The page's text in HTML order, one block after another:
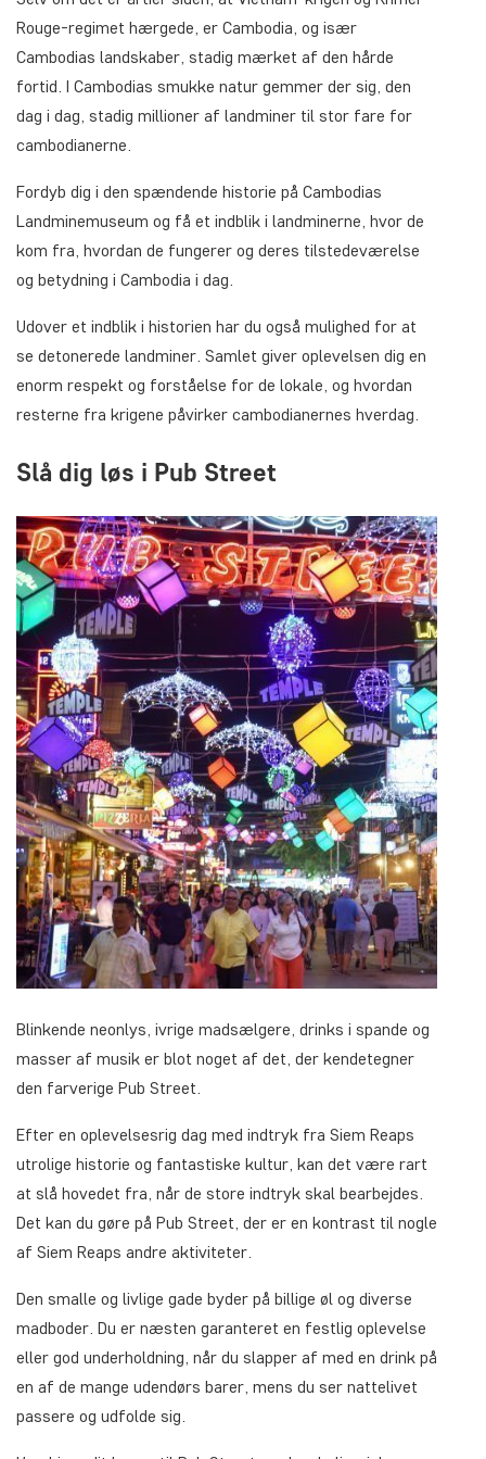
Rouge-regimet hærgede, er Cambodia, og især
Cambodias landskaber, stadig mærket af den hårde
fortid. I Cambodias smukke natur gemmer der sig, den
dag i dag, stadig millioner af landminer til stor fare for
cambodianerne.
Fordyb dig i den spændende historie på Cambodias
Landminemuseum og få et indblik i landminerne, hvor de
kom fra, hvordan de fungerer og deres tilstedeværelse
og betydning i Cambodia i dag.
Udover et indblik i historien har du også mulighed for at
se detonerede landminer. Samlet giver oplevelsen dig en
enorm respekt og forståelse for de lokale, og hvordan
resterne fra krigene påvirker cambodianernes hverdag.
Slå dig løs i Pub Street
Blinkende neonlys, ivrige madsælgere, drinks i spande og
masser af musik er blot noget af det, der kendetegner
den farverige Pub Street.
Efter en oplevelsesrig dag med indtryk fra Siem Reaps
utrolige historie og fantastiske kultur, kan det være rart
at slå hovedet fra, når de store indtryk skal bearbejdes.
Det kan du gøre på Pub Street, der er en kontrast til nogle
af Siem Reaps andre aktiviteter.
Den smalle og livlige gade byder på billige øl og diverse
madboder. Du er næsten garanteret en festlig oplevelse
eller god underholdning, når du slapper af med en drink på
en af de mange udendørs barer, mens du ser nattelivet
passere og udfolde sig.